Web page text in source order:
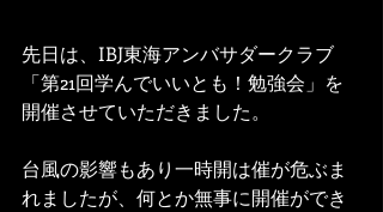
先日は、IBJ東海アンバサダークラブ
「第21回学んでいいとも！勉強会」を
開催させていただきました。
台風の影響もあり一時開は催が危ぶま
れましたが、何とか無事に開催ができ